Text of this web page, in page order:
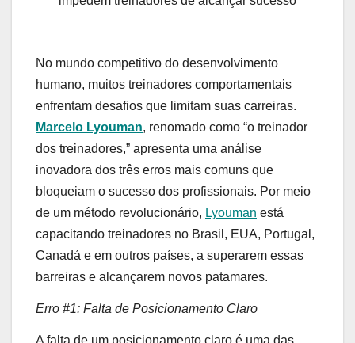
No mundo competitivo do desenvolvimento
humano, muitos treinadores comportamentais
enfrentam desafios que limitam suas carreiras.
Marcelo Lyouman, renomado como “o treinador
dos treinadores,” apresenta uma análise
inovadora dos três erros mais comuns que
bloqueiam o sucesso dos profissionais. Por meio
de um método revolucionário, Lyouman está
capacitando treinadores no Brasil, EUA, Portugal,
Canadá e em outros países, a superarem essas
barreiras e alcançarem novos patamares.
Erro #1: Falta de Posicionamento Claro
A falta de um posicionamento claro é uma das